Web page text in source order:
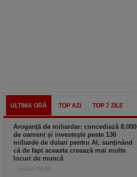
ULTIMA ORĂ TOP AZI TOP 7 ZILE
Aroganţă de miliardar: concediază 8.000
de oameni şi investeşte peste 130
miliarde de dolari pentru AI, sunţinând
că de fapt aceasta creează mai multe
locuri de muncă
astăzi, 08:00